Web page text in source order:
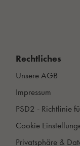
Rechtliches
Unsere AGB
Impressum
PSD2 - Richtlinie
Cookie
Privatsphäre &